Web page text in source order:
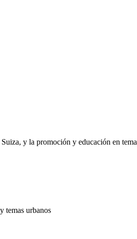
y la promoción y educación en
temas urbanos